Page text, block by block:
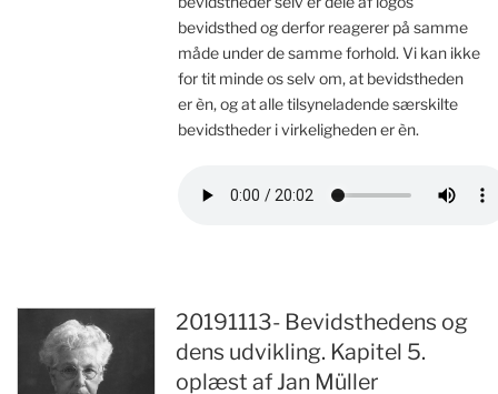
bevidsthed og derfor reagerer på samme
måde under de samme forhold. Vi kan ikke
for tit minde os selv om, at bevidstheden
er èn, og at alle tilsyneladende særskilte
bevidstheder i virkeligheden er èn.
20191113- Bevidsthedens og
dens udvikling. Kapitel 5.
oplæst af Jan Müller